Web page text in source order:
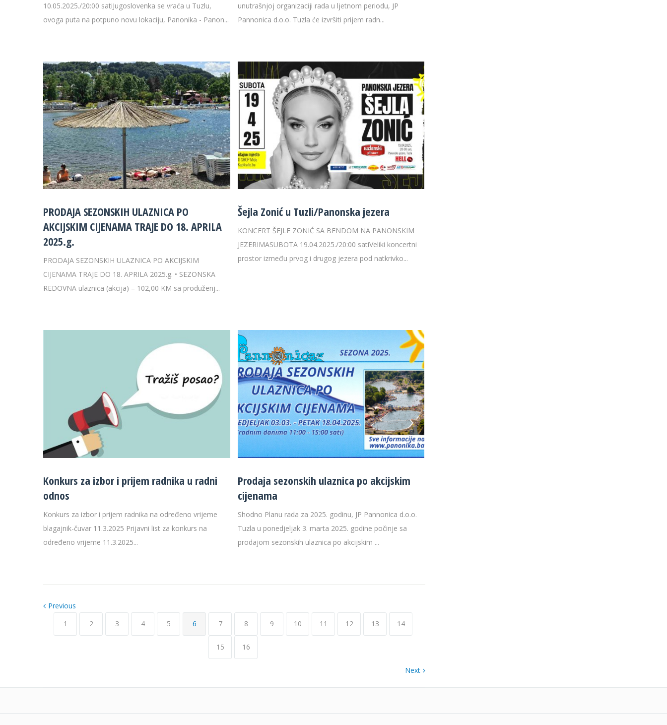
10.05.2025./20:00 satiJugoslovenka se vraća u Tuzlu,
ovoga puta na potpuno novu lokaciju, Panonika - Panon...
unutrašnjoj organizaciji rada u ljetnom periodu, JP
Pannonica d.o.o. Tuzla će izvršiti prijem radn...
PRODAJA SEZONSKIH ULAZNICA PO
AKCIJSKIM CIJENAMA TRAJE DO 18. APRILA
2025.g.
PRODAJA SEZONSKIH ULAZNICA PO AKCIJSKIM
CIJENAMA TRAJE DO 18. APRILA 2025.g. • SEZONSKA
REDOVNA ulaznica (akcija) – 102,00 KM sa produženj...
Šejla Zonić u Tuzli/Panonska jezera
KONCERT ŠEJLE ZONIĆ SA BENDOM NA PANONSKIM
JEZERIMASUBOTA 19.04.2025./20:00 satiVeliki koncertni
prostor između prvog i drugog jezera pod natkrivko...
Konkurs za izbor i prijem radnika u radni
odnos
Konkurs za izbor i prijem radnika na određeno vrijeme
blagajnik-čuvar 11.3.2025 Prijavni list za konkurs na
određeno vrijeme 11.3.2025...
Prodaja sezonskih ulaznica po akcijskim
cijenama
Shodno Planu rada za 2025. godinu, JP Pannonica d.o.o.
Tuzla u ponedjeljak 3. marta 2025. godine počinje sa
prodajom sezonskih ulaznica po akcijskim ...
Previous
1
2 3 4 5 6 7 8 9 10 11 12 13 14
15 16
Next